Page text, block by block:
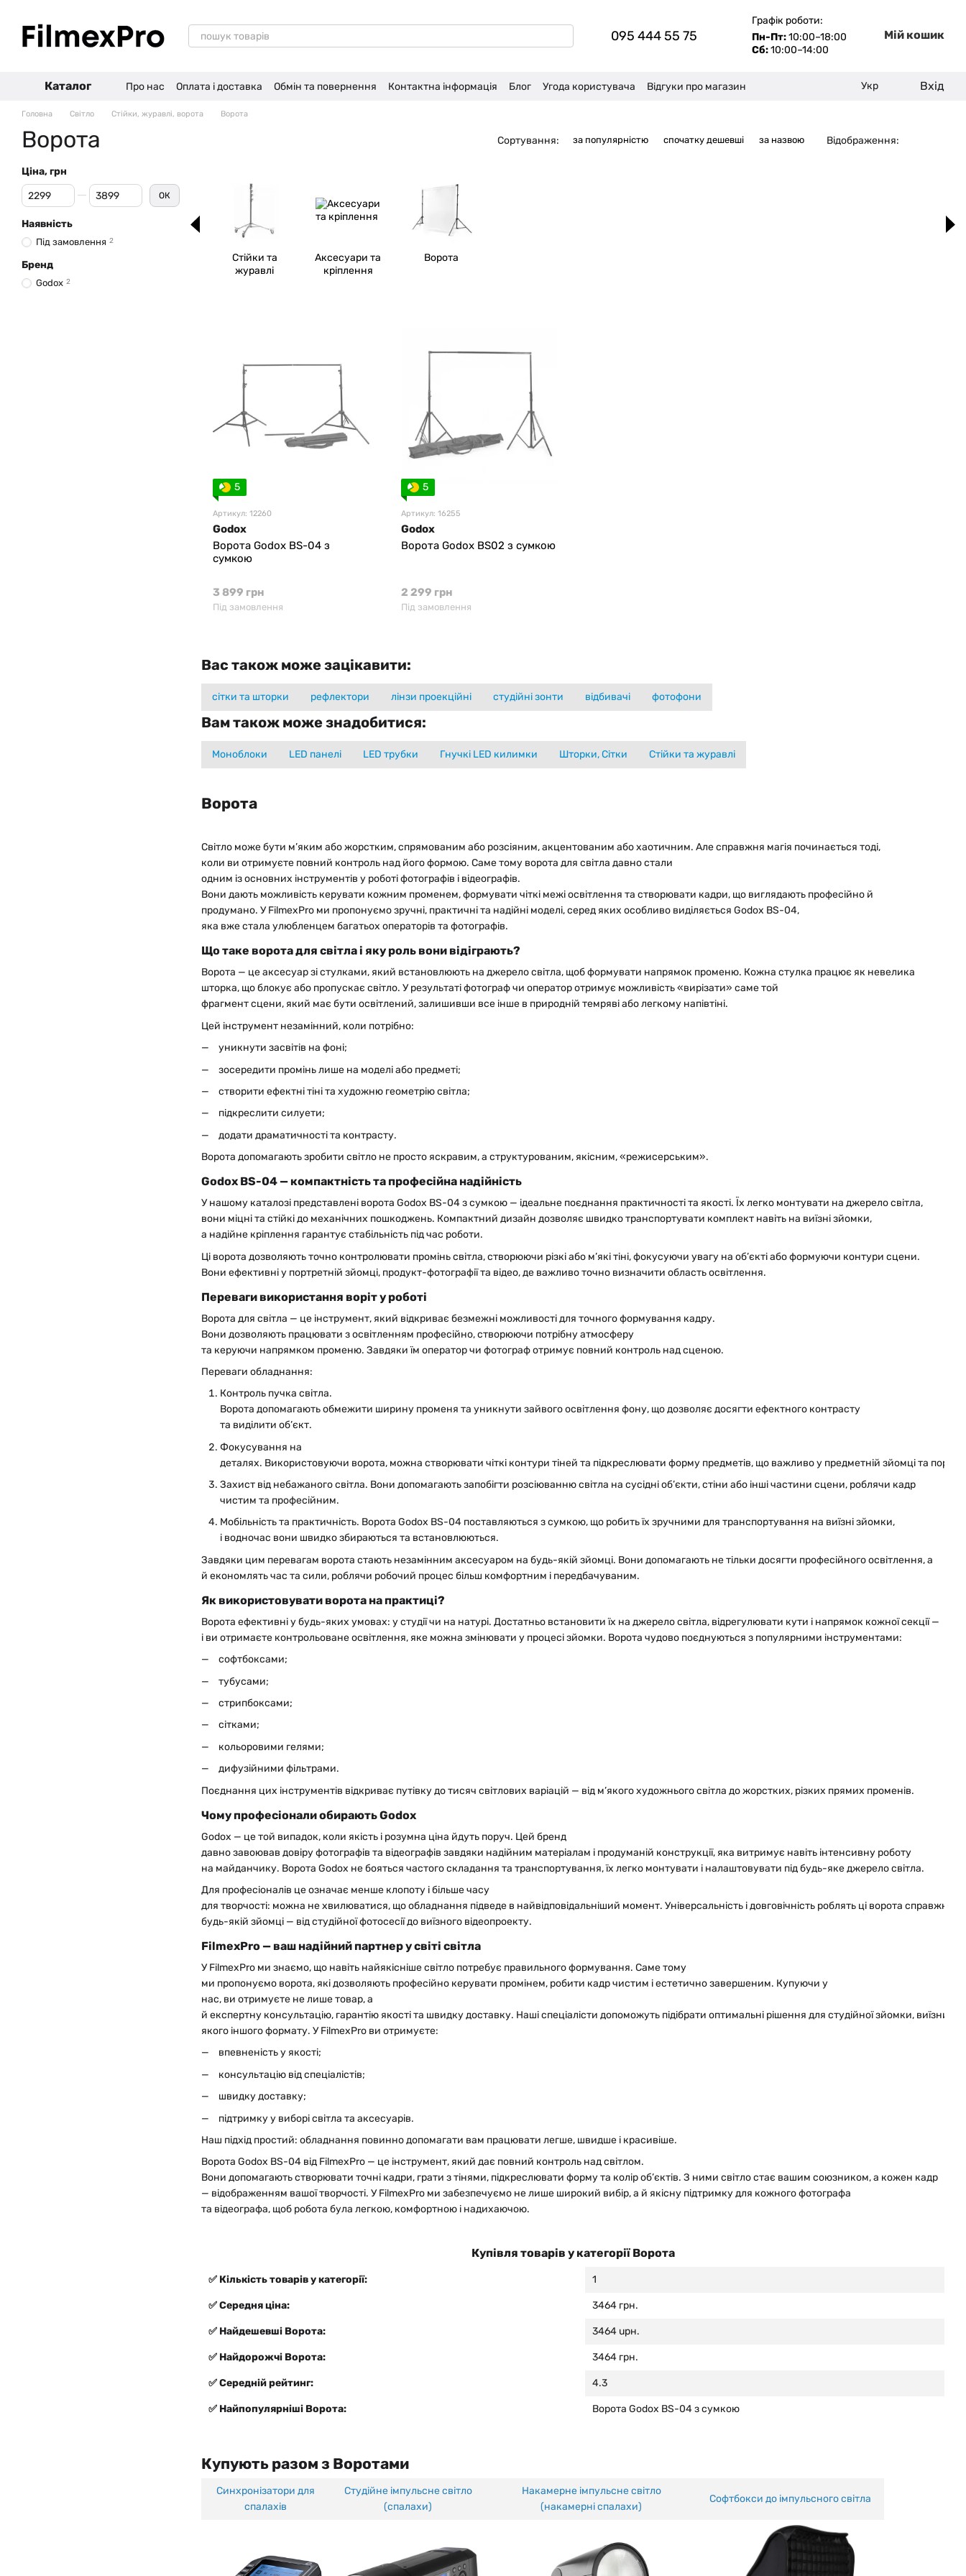
095 444 55 75
Графік роботи:
Пн-Пт:10:00–18:00
Сб:10:00–14:00
Мій кошик
Каталог Про нас Оплата і доставка Обмін та повернення Контактна інформація Блог Угода користувача Відгуки про магазин Укр Вхід
Головна Світло Стійки, журавлі, ворота Ворота
Ворота Сортування: за популярністю спочатку дешевші за назвою Відображення:
Стійки та
журавлі
Аксесуари та
кріплення
Ворота
Вас також може зацікавити:
сітки та шторки рефлектори лінзи проекційні студійні зонти відбивачі фотофони
Вам також може знадобитися:
Моноблоки LED панелі LED трубки Гнучкі LED килимки Шторки, Сітки Стійки та журавлі
Ворота
Світло може бути м’яким або жорстким, спрямованим або розсіяним, акцентованим або хаотичним. Але справжня магія починається тоді,
коли ви отримуєте повний контроль над його формою. Саме тому ворота для світла давно стали
одним із основних інструментів у роботі фотографів і відеографів.
Вони дають можливість керувати кожним променем, формувати чіткі межі освітлення та створювати кадри, що виглядають професійно й
продумано. У FilmexPro ми пропонуємо зручні, практичні та надійні моделі, серед яких особливо виділяється Godox BS-04,
яка вже стала улюбленцем багатьох операторів та фотографів.
Що таке ворота для світла і яку роль вони відіграють?
Ворота — це аксесуар зі стулками, який встановлюють на джерело світла, щоб формувати напрямок променю. Кожна стулка працює як невелика
шторка, що блокує або пропускає світло. У результаті фотограф чи оператор отримує можливість «вирізати» саме той
фрагмент сцени, який має бути освітлений, залишивши все інше в природній темряві або легкому напівтіні.
Цей інструмент незамінний, коли потрібно:
уникнути засвітів на фоні;
зосередити промінь лише на моделі або предметі;
створити ефектні тіні та художню геометрію світла;
підкреслити силуети;
додати драматичності та контрасту.
Ворота допомагають зробити світло не просто яскравим, а структурованим, якісним, «режисерським».
Godox BS-04 — компактність та професійна надійність
У нашому каталозі представлені ворота Godox BS-04 з сумкою — ідеальне поєднання практичності та якості. Їх легко монтувати на джерело світла,
вони міцні та стійкі до механічних пошкоджень. Компактний дизайн дозволяє швидко транспортувати комплект навіть на виїзні зйомки,
а надійне кріплення гарантує стабільність під час роботи.
Ці ворота дозволяють точно контролювати промінь світла, створюючи різкі або м’які тіні, фокусуючи увагу на об’єкті або формуючи контури сцени.
Вони ефективні у портретній зйомці, продукт-фотографії та відео, де важливо точно визначити область освітлення.
Переваги використання воріт у роботі
Ворота для світла — це інструмент, який відкриває безмежні можливості для точного формування кадру.
Вони дозволяють працювати з освітленням професійно, створюючи потрібну атмосферу
та керуючи напрямком променю. Завдяки їм оператор чи фотограф отримує повний контроль над сценою.
Переваги обладнання:
Контроль пучка світла.
Ворота допомагають обмежити ширину променя та уникнути зайвого освітлення фону, що дозволяє досягти ефектного контрасту
та виділити об’єкт.
Фокусування на
деталях. Використовуючи ворота, можна створювати чіткі контури тіней та підкреслювати форму предметів, що важливо у предметній зйомці та
Захист від небажаного світла. Вони допомагають запобігти розсіюванню світла на сусідні об’єкти, стіни або інші частини сцени, роблячи кадр
чистим та професійним.
Мобільність та практичність. Ворота Godox BS-04 поставляються з сумкою, що робить їх зручними для транспортування на виїзні зйомки,
і водночас вони швидко збираються та встановлюються.
Завдяки цим перевагам ворота стають незамінним аксесуаром на будь-якій зйомці. Вони допомагають не тільки досягти професійного освітлення, а
й економлять час та сили, роблячи робочий процес більш комфортним і передбачуваним.
Як використовувати ворота на практиці?
Ворота ефективні у будь-яких умовах: у студії чи на натурі. Достатньо встановити їх на джерело світла, відрегулювати кути і напрямок кожної секції —
і ви отримаєте контрольоване освітлення, яке можна змінювати у процесі зйомки. Ворота чудово поєднуються з популярними інструментами:
софтбоксами;
тубусами;
стрипбоксами;
сітками;
кольоровими гелями;
дифузійними фільтрами.
Поєднання цих інструментів відкриває путівку до тисяч світлових варіацій — від м’якого художнього світла до жорстких, різких прямих променів.
Чому професіонали обирають Godox
Godox — це той випадок, коли якість і розумна ціна йдуть поруч. Цей бренд
давно завоював довіру фотографів та відеографів завдяки надійним матеріалам і продуманій конструкції, яка витримує навіть інтенсивну роботу
на майданчику. Ворота Godox не бояться частого складання та транспортування, їх легко монтувати і налаштовувати під будь-яке джерело світла.
Для професіоналів це означає менше клопоту і більше часу
для творчості: можна не хвилюватися, що обладнання підведе в найвідповідальніший момент. Універсальність і довговічність роблять ці ворота справжнім
будь-якій зйомці — від студійної фотосесії до виїзного відеопроекту.
FilmexPro — ваш надійний партнер у світі світла
У FilmexPro ми знаємо, що навіть найякісніше світло потребує правильного формування. Саме тому
ми пропонуємо ворота, які дозволяють професійно керувати промінем, робити кадр чистим і естетично завершеним. Купуючи у
нас, ви отримуєте не лише товар, а
й експертну консультацію, гарантію якості та швидку доставку. Наші спеціалісти допоможуть підібрати оптимальні рішення для студійної зйомки, виїзних
якого іншого формату. У FilmexPro ви отримуєте:
впевненість у якості;
консультацію від спеціалістів;
швидку доставку;
підтримку у виборі світла та аксесуарів.
Наш підхід простий: обладнання повинно допомагати вам працювати легше, швидше і красивіше.
Ворота Godox BS-04 від FilmexPro — це інструмент, який дає повний контроль над світлом.
Вони допомагають створювати точні кадри, грати з тінями, підкреслювати форму та колір об’єктів. З ними світло стає вашим союзником, а кожен кадр
— відображенням вашої творчості. У FilmexPro ми забезпечуємо не лише широкий вибір, а й якісну підтримку для кожного фотографа
та відеографа, щоб робота була легкою, комфортною і надихаючою.
Купівля товарів у категорії Ворота
✅ Кількість товарів у категорії: 1
✅ Середня ціна: 3464 грн.
✅ Найдешевші Ворота: 3464 uрн.
✅ Найдорожчі Ворота: 3464 грн.
✅ Середній рейтинг: 4.3
✅ Найпопулярніші Ворота: Ворота Godox BS-04 з сумкою
Купують разом з Воротами
Синхронізатори для
спалахів
Студійне імпульсне світло
(спалахи)
Накамерне імпульсне світло
(накамерні спалахи)
Софтбокси до імпульсного світла
5
Артикул: 12260
Godox
Ворота Godox BS-04 з
сумкою
3 899 грн
Під замовлення
5
Артикул: 16255
Godox
Ворота Godox BS02 з сумкою
2 299 грн
Під замовлення
Ціна, грн
Від Ціна, грн
До Ціна, грн ОК
Наявність
Під замовлення 2
Бренд
Godox 2